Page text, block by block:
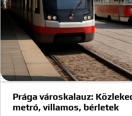
Prága városkalauz:
metró, villamos, bérletek